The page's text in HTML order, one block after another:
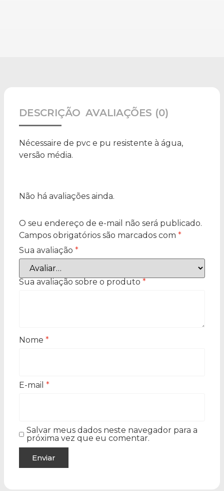
DESCRIÇÃO AVALIAÇÕES (0)
Nécessaire de pvc e pu resistente à água,
versão média.
Não há avaliações ainda.
O seu endereço de e-mail não será publicado.
Campos obrigatórios são marcados com *
Sua avaliação *
Sua avaliação sobre o produto *
Nome *
E-mail *
Salvar meus dados neste navegador para a
próxima vez que eu comentar.